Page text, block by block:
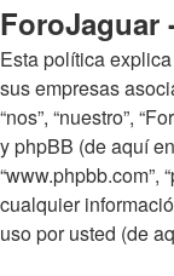
ForoJaguar
Esta política
sus empresas
“nos”, “nuestro”,
y phpBB (de aquí en
“www.phpbb.com”,
cualquier
uso por usted (de